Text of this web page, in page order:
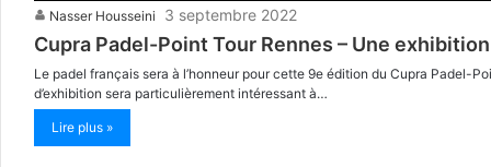
Nasser Housseini 3 septembre 2022
Cupra Padel-Point Tour Rennes – Une
Le padel français sera à l’honneur pour cette 9e édition du Cupra Padel-
d’exhibition sera particulièrement intéressant à…
Lire plus »